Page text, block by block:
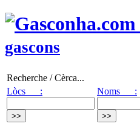
gascons
Recherche / Cèrca...
Lòcs :
Noms :